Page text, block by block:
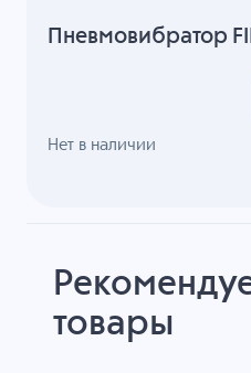
Пневмовибратор
Нет в наличии
товары